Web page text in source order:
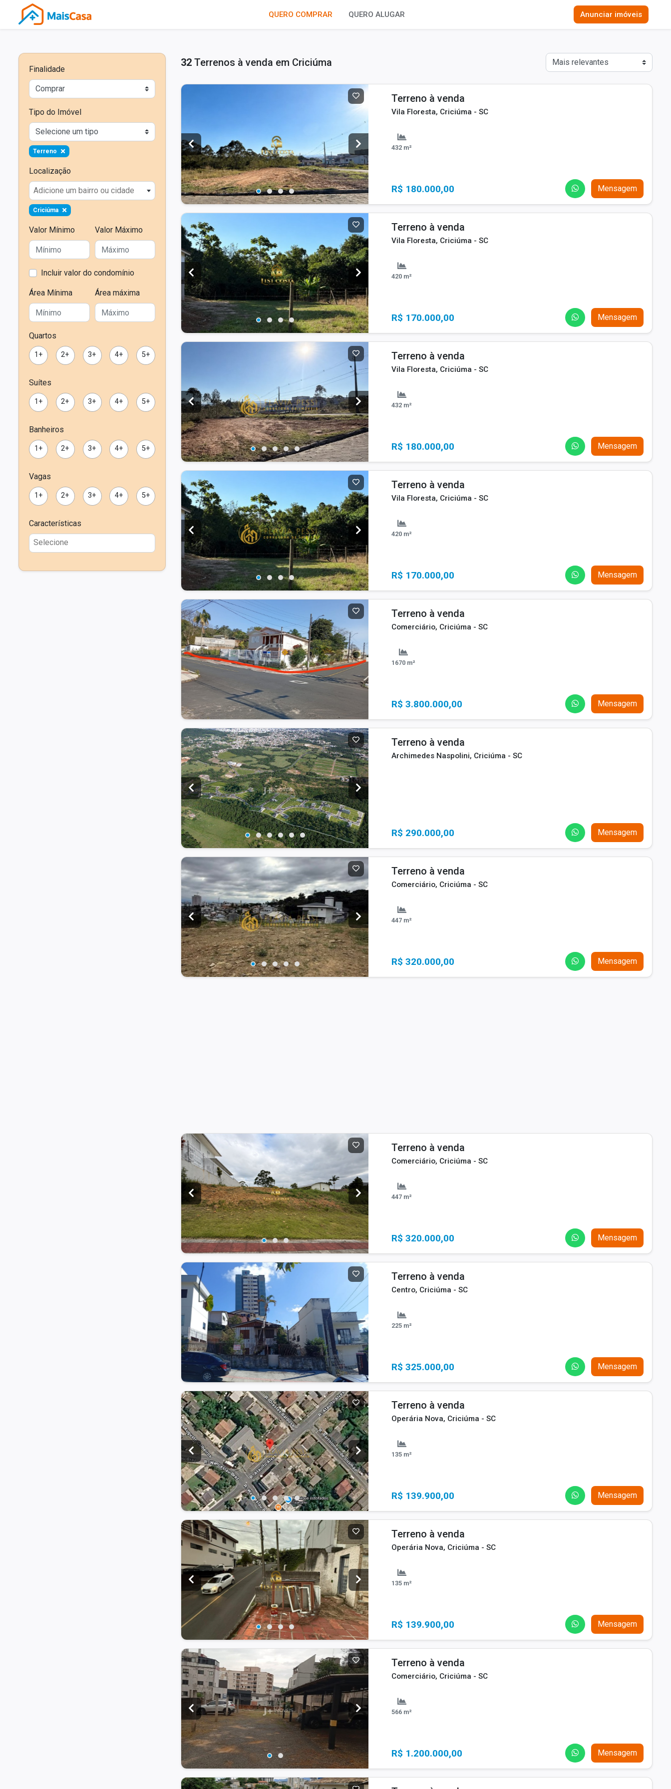
QUERO COMPRAR QUERO ALUGAR Anunciar imóveis
Finalidade
Tipo do Imóvel
Terreno
Localização
Adicione um bairro ou cidade
Criciúma
Valor Mínimo Valor Máximo
Incluir valor do condomínio
Área Mínima Área máxima
Quartos
1+ 2+ 3+ 4+ 5+
Suítes
1+ 2+ 3+ 4+ 5+
Banheiros
1+ 2+ 3+ 4+ 5+
Vagas
1+ 2+ 3+ 4+ 5+
Características
32 Terrenos à venda em Criciúma
Terreno à venda
Vila Floresta, Criciúma - SC
432 m²
R$ 180.000,00 Mensagem
Terreno à venda
Vila Floresta, Criciúma - SC
420 m²
R$ 170.000,00 Mensagem
Terreno à venda
Vila Floresta, Criciúma - SC
432 m²
R$ 180.000,00 Mensagem
Terreno à venda
Vila Floresta, Criciúma - SC
420 m²
R$ 170.000,00 Mensagem
Terreno à venda
Comerciário, Criciúma - SC
1670 m²
R$ 3.800.000,00 Mensagem
Terreno à venda
Archimedes Naspolini, Criciúma - SC
R$ 290.000,00 Mensagem
Terreno à venda
Comerciário, Criciúma - SC
447 m²
R$ 320.000,00 Mensagem
Terreno à venda
Comerciário, Criciúma - SC
447 m²
R$ 320.000,00 Mensagem
Terreno à venda
Centro, Criciúma - SC
225 m²
R$ 325.000,00 Mensagem
Terreno à venda
Operária Nova, Criciúma - SC
135 m²
R$ 139.900,00 Mensagem
Terreno à venda
Operária Nova, Criciúma - SC
135 m²
R$ 139.900,00 Mensagem
Terreno à venda
Comerciário, Criciúma - SC
566 m²
R$ 1.200.000,00 Mensagem